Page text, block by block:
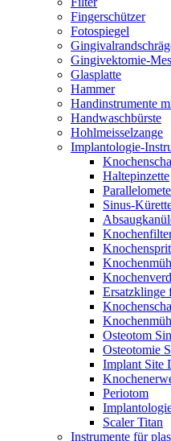
Fingerschützer
Fotospiegel
Gingivektomie-
Glasplatte
Hammer
Handinstrumente
Handwaschbürste
Hohlmeisselzange
Implantologie-
Haltepinzette
Sinus-
Ersatzklinge
Osteotom
Osteotomie
Implant Site
Periotom
Scaler Titan
Instrumente für